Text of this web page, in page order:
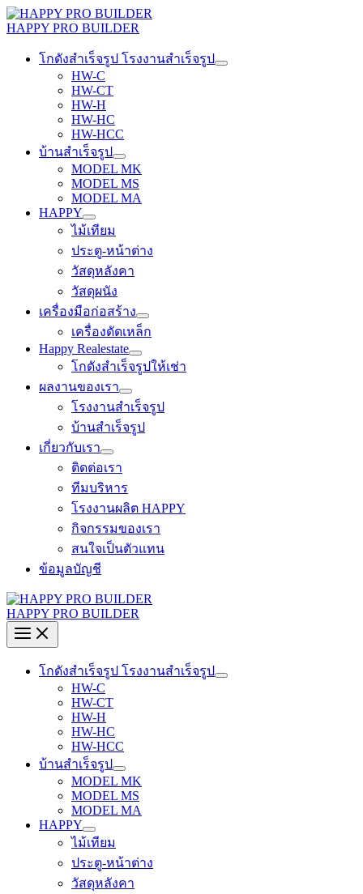
Skip
to
HAPPY PRO BUILDER
โกดังสำเร็จรูป โรงงานสำเร็จรูป
HW-C
HW-CT
HW-H
HW-HC
HW-HCC
บ้านสำเร็จรูป
MODEL MK
MODEL MS
MODEL MA
HAPPY
ไม้เทียม
ประตู-หน้าต่าง
วัสดุหลังคา
วัสดุผนัง
เครื่องมือก่อสร้าง
เครื่องดัดเหล็ก
Happy Realestate
โกดังสำเร็จรูปให้เช่า
ผลงานของเรา
โรงงานสำเร็จรูป
บ้านสำเร็จรูป
เกี่ยวกับเรา
ติดต่อเรา
ทีมบริหาร
โรงงานผลิต HAPPY
กิจกรรมของเรา
สนใจเป็นตัวแทน
ข้อมูลบัญชี
HAPPY PRO BUILDER
โกดังสำเร็จรูป โรงงานสำเร็จรูป
HW-C
HW-CT
HW-H
HW-HC
HW-HCC
บ้านสำเร็จรูป
MODEL MK
MODEL MS
MODEL MA
HAPPY
ไม้เทียม
ประตู-หน้าต่าง
วัสดุหลังคา